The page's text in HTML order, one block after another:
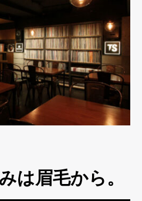
は眉毛から。